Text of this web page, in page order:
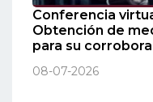
Conferencia
Obtención de
para su
08-07-2026